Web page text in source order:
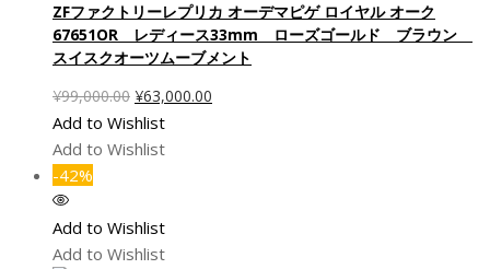
ZFファクトリーレプリカ オーデマピゲ ロイヤル オーク
67651OR レディース33mm ローズゴールド ブラウン
スイスクオーツムーブメント
¥99,000.00 元
の
価
¥99,000.00
で
¥63,000.00
Add to Wishlist
Add to Wishlist
-42%
Add to Wishlist
Add to Wishlist